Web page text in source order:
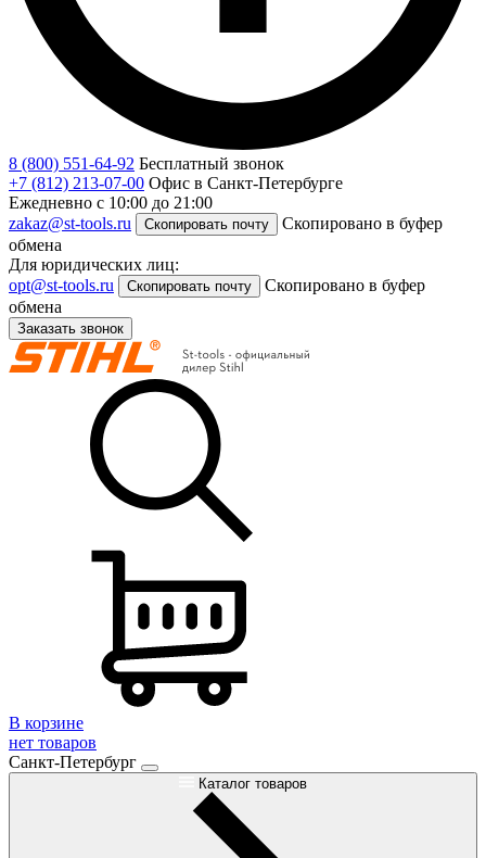
8 (800) 551-64-92 Бесплатный звонок
+7 (812) 213-07-00 Офис в Санкт-Петербурге
Ежедневно с 10:00 до 21:00
zakaz@st-tools.ru
Скопировать почту
Скопировано в буфер
обмена
Для юридических лиц:
opt@st-tools.ru
Скопировать почту
Скопировано в буфер
обмена
Заказать звонок
В корзине
нет товаров
Санкт-Петербург
Каталог товаров